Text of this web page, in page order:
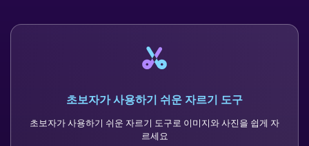
초보자가 사용하기 쉬운 자르기 도구
초보자가 사용하기 쉬운 자르기 도구로 이미지와 사진을 쉽게 자
르세요